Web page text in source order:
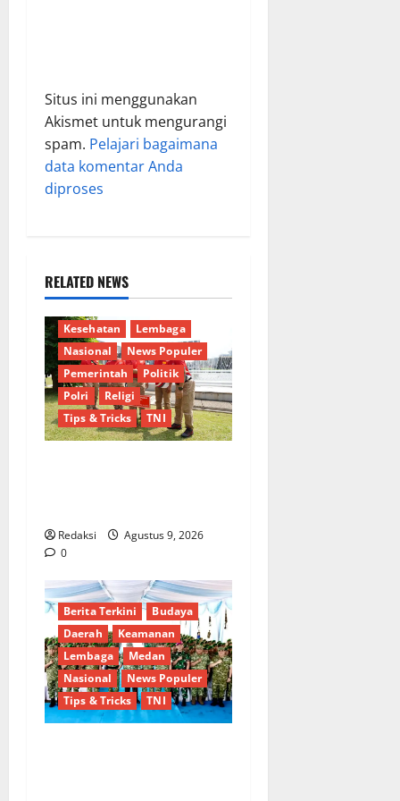
Situs ini menggunakan
Akismet untuk mengurangi
spam. Pelajari bagaimana
data komentar Anda
diproses
RELATED NEWS
Berita Terkini
Kesehatan
Lembaga
Nasional
News Populer
Pemerintah
Politik
Polri
Religi
Tips & Tricks
TNI
Redaksi
Agustus 9, 2026
0
Berita Terkini
Budaya
Daerah
Keamanan
Lembaga
Medan
Nasional
News Populer
Tips & Tricks
TNI